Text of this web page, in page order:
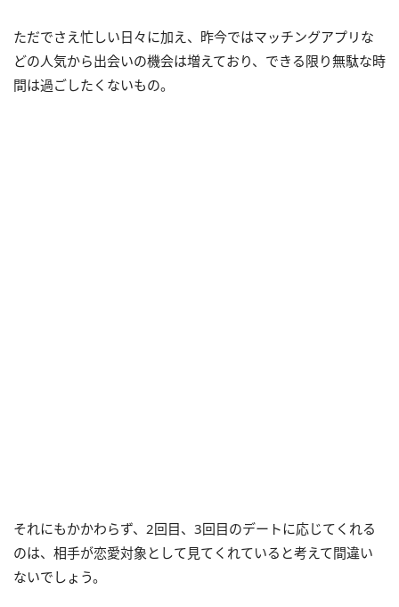
ただでさえ忙しい日々に加え、昨今ではマッチングアプリな
どの人気から出会いの機会は増えており、できる限り無駄な時
間は過ごしたくないもの。
それにもかかわらず、2回目、3回目のデートに応じてくれる
のは、相手が恋愛対象として見てくれていると考えて間違い
ないでしょう。